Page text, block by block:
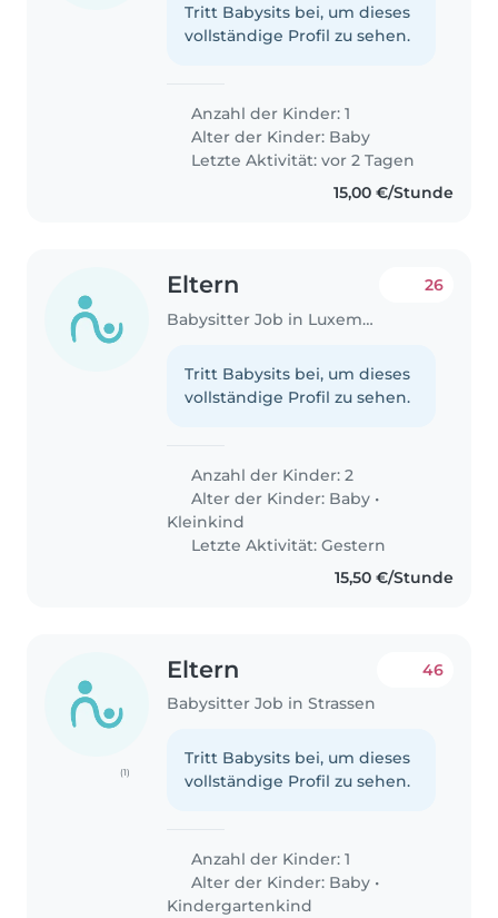
Tritt Babysits bei, um dieses
vollständige Profil zu sehen.
Anzahl der Kinder: 1
Alter der Kinder: Baby
Letzte Aktivität: vor 2 Tagen
15,00 €/Stunde
Eltern
Babysitter Job in Luxemburg
26
Tritt Babysits bei, um dieses
vollständige Profil zu sehen.
Anzahl der Kinder: 2
Alter der Kinder: Baby •
Kleinkind
Letzte Aktivität: Gestern
15,50 €/Stunde
(1)
Eltern
Babysitter Job in Strassen
46
Tritt Babysits bei, um dieses
vollständige Profil zu sehen.
Anzahl der Kinder: 1
Alter der Kinder: Baby •
Kindergartenkind